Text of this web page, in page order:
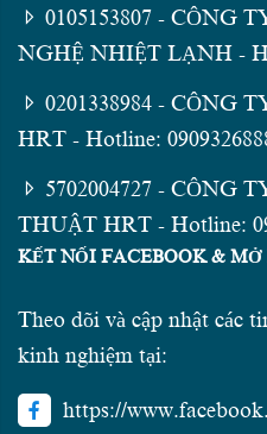
0105153807 - CÔNG
NGHỆ NHIỆT LẠNH -
0201338984 - CÔNG
HRT - Hotline:
5702004727 - CÔNG
THUẬT HRT - Hotline:
KẾT NỐI FACEBOOK & MỞ
Theo dõi và cập nhật các
kinh nghiệm tại:
https://